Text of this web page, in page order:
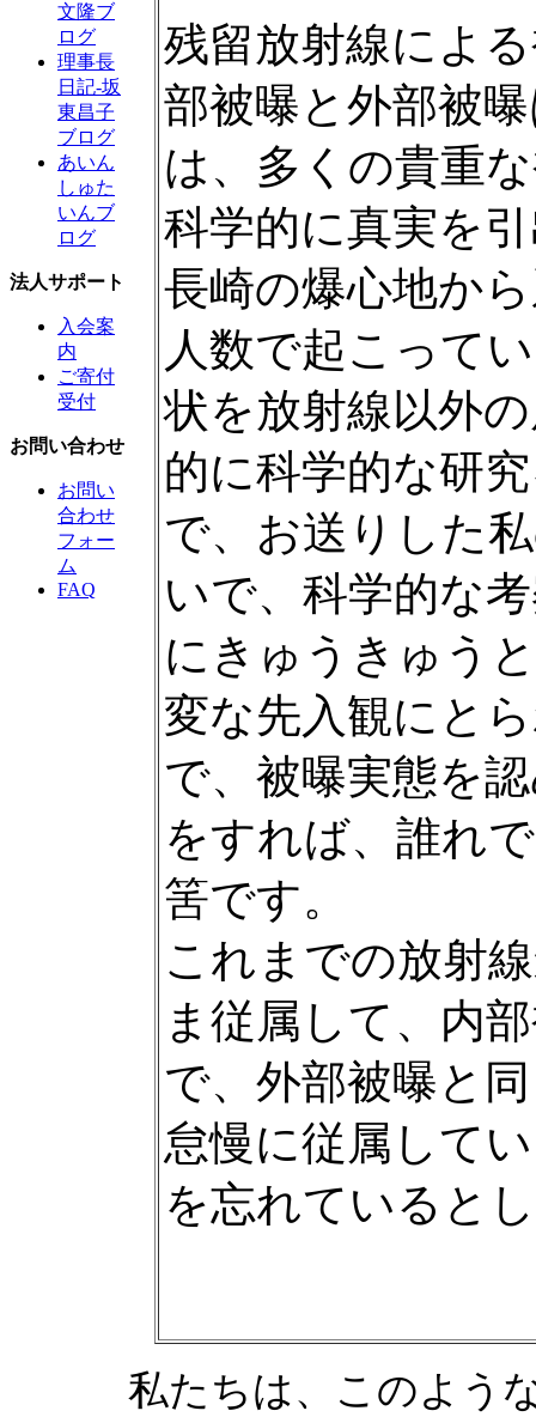
文隆ブ
ログ
理事長
日記-坂
東昌子
ブログ
あいん
しゅた
いんブ
ログ
法人サポート
入会案
内
ご寄付
受付
お問い合わせ
お問い
合わせ
フォー
ム
FAQ
残留放射線によ
部被曝と外部被
は、多くの貴重
科学的に真実を
長崎の爆心地か
人数で起こって
状を放射線以外
的に科学的な研
で、お送りした
いで、科学的な
にきゅうきゅう
変な先入観にと
で、被曝実態を
をすれば、誰れ
筈です。
これまでの放射
ま従属して、内
で、外部被曝と
怠慢に従属して
を忘れていると
私たちは、このよう